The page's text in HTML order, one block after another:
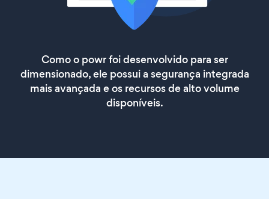
Como o powr foi desenvolvido para ser
dimensionado, ele possui a segurança integrada
mais avançada e os recursos de alto volume
disponíveis.